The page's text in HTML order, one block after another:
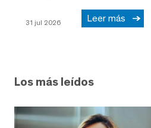
31 jul 2026 Leer más
Los más leídos